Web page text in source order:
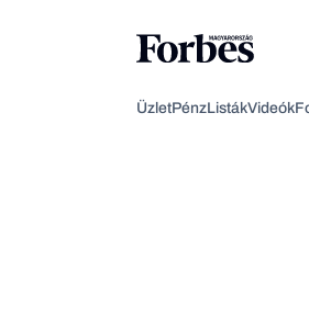
ÜzletPénzListákVideók